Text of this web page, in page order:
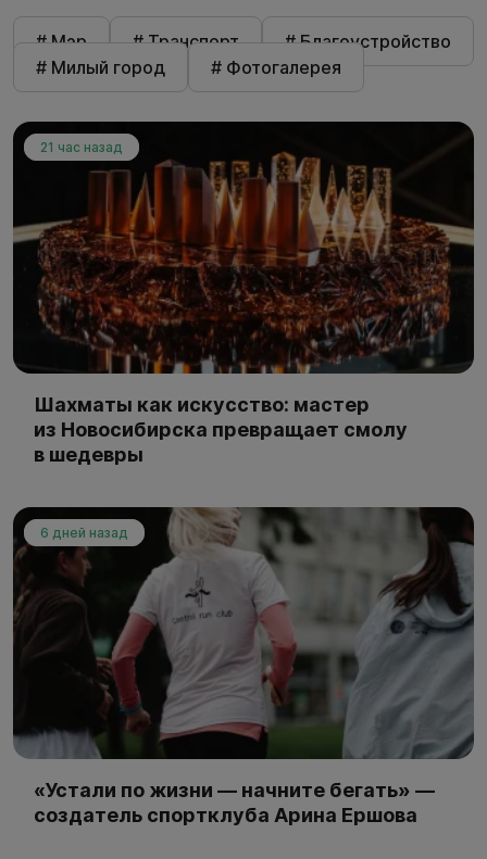
# Мэр # Транспорт
# Благоустройство
# Милый город
# Фотогалерея
21 час назад
Шахматы как искусство: мастер
из Новосибирска превращает смолу
в шедевры
6 дней назад
«Устали по жизни — начните бегать» —
создатель спортклуба Арина Ершова